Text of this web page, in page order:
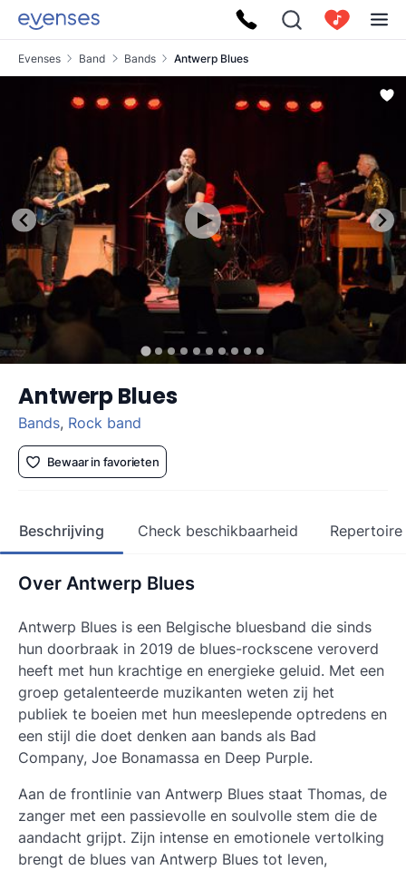
Evenses Band Bands Antwerp Blues
Antwerp Blues
Bands, Rock band
Bewaar in favorieten
Beschrijving Check beschikbaarheid Repertoire
Over Antwerp Blues
Antwerp Blues is een Belgische bluesband die sinds
hun doorbraak in 2019 de blues-rockscene veroverd
heeft met hun krachtige en energieke geluid. Met een
groep getalenteerde muzikanten weten zij het
publiek te boeien met hun meeslepende optredens en
een stijl die doet denken aan bands als Bad
Company, Joe Bonamassa en Deep Purple.
Aan de frontlinie van Antwerp Blues staat Thomas, de
zanger met een passievolle en soulvolle stem die de
aandacht grijpt. Zijn intense en emotionele vertolking
brengt de blues van Antwerp Blues tot leven,